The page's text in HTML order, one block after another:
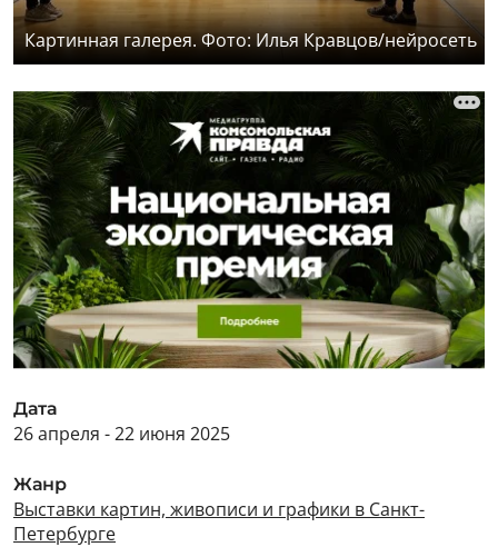
Картинная галерея. Фото: Илья Кравцов/нейросеть
Дата
26 апреля - 22 июня 2025
Жанр
Выставки картин, живописи и графики в Санкт-
Петербурге